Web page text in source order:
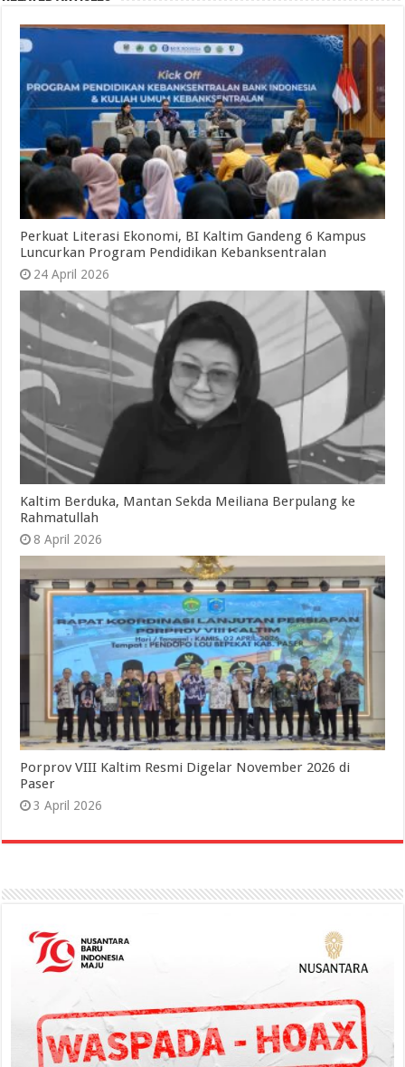
Perkuat Literasi Ekonomi, BI Kaltim Gandeng 6 Kampus
Luncurkan Program Pendidikan Kebanksentralan
24 April 2026
Kaltim Berduka, Mantan Sekda Meiliana Berpulang ke
Rahmatullah
8 April 2026
Porprov VIII Kaltim Resmi Digelar November 2026 di
Paser
3 April 2026